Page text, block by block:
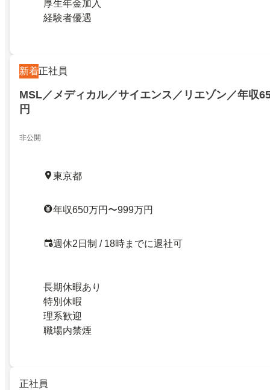
厚生年金加入
経験者優遇
新着正社員
MSL／メディカル／サイエンス／リエゾン／年収
円
非公開
東京都
年収650万円〜999万円
週休2日制 / 18時までに退社可
長期休暇あり
特別休暇
理系歓迎
職場内禁煙
正社員